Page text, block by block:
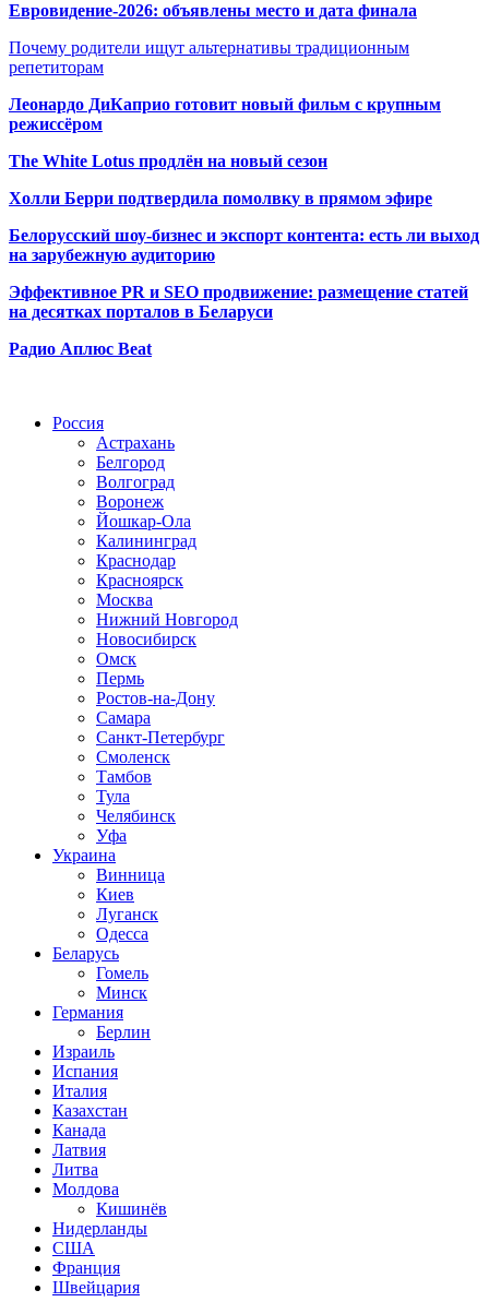
Евровидение-2026: объявлены место и дата финала
Почему родители ищут альтернативы традиционным
репетиторам
Леонардо ДиКаприо готовит новый фильм с крупным
режиссёром
The White Lotus продлён на новый сезон
Холли Берри подтвердила помолвку в прямом эфире
Белорусский шоу-бизнес и экспорт контента: есть ли выход
на зарубежную аудиторию
Эффективное PR и SEO продвижение: размещение статей
на десятках порталов в Беларуси
Радио Аплюс Beat
Россия
Астрахань
Белгород
Волгоград
Воронеж
Йошкар-Ола
Калининград
Краснодар
Красноярск
Москва
Нижний Новгород
Новосибирск
Омск
Пермь
Ростов-на-Дону
Самара
Санкт-Петербург
Смоленск
Тамбов
Тула
Челябинск
Уфа
Украина
Винница
Киев
Луганск
Одесса
Беларусь
Гомель
Минск
Германия
Берлин
Израиль
Испания
Италия
Казахстан
Канада
Латвия
Литва
Молдова
Кишинёв
Нидерланды
США
Франция
Швейцария